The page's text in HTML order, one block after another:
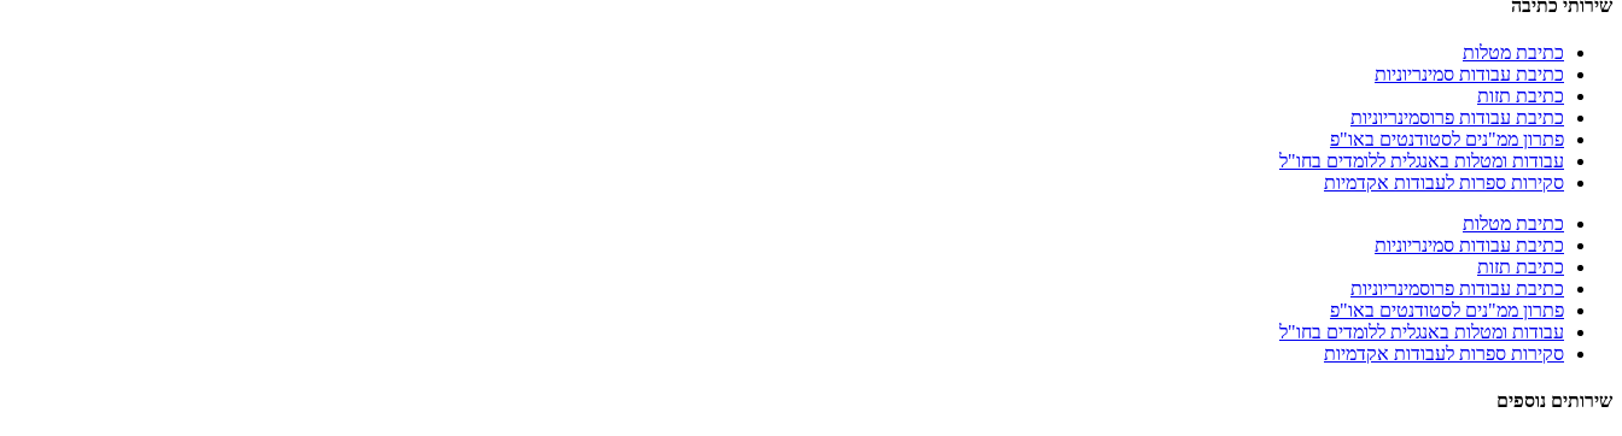
שירותי כתיבה
כתיבת מטלות
כתיבת עבודות סמינריוניות
כתיבת תזות
כתיבת עבודות פרוסמינריוניות
פתרון ממ"נים לסטודנטים באו"פ
עבודות ומטלות באנגלית ללומדים בחו"ל
סקירות ספרות לעבודות אקדמיות
כתיבת מטלות
כתיבת עבודות סמינריוניות
כתיבת תזות
כתיבת עבודות פרוסמינריוניות
פתרון ממ"נים לסטודנטים באו"פ
עבודות ומטלות באנגלית ללומדים בחו"ל
סקירות ספרות לעבודות אקדמיות
שירותים נוספים